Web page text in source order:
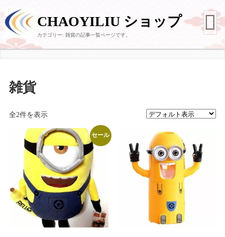
CHAOYILIU ショップ
カテゴリー: 雑貨の記事一覧ページです。
雑貨
全2件を表示
セール